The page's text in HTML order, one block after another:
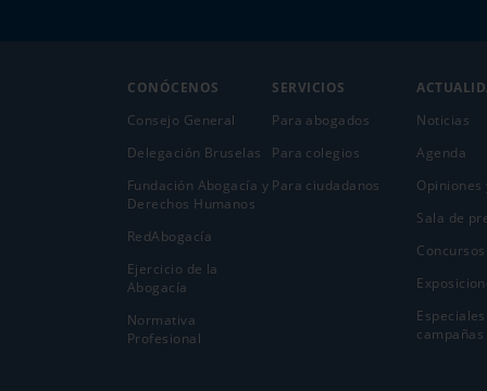
CONÓCENOS
Consejo General
Delegación Bruselas
Fundación Abogacía y
Derechos Humanos
RedAbogacía
Ejercicio de la
Abogací­a
Normativa
Profesional
SERVICIOS
Para abogados
Para colegios
Para ciudadanos
Noticias
Agenda
Opiniones
Sala de
Concursos
campañas